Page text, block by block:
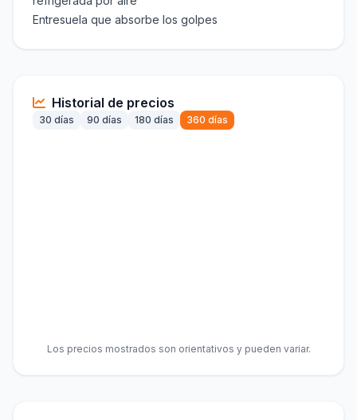
Entresuela que absorbe los golpes
Historial de precios
30 días 90 días 180 días 360 días
Los precios mostrados son orientativos y pueden variar.